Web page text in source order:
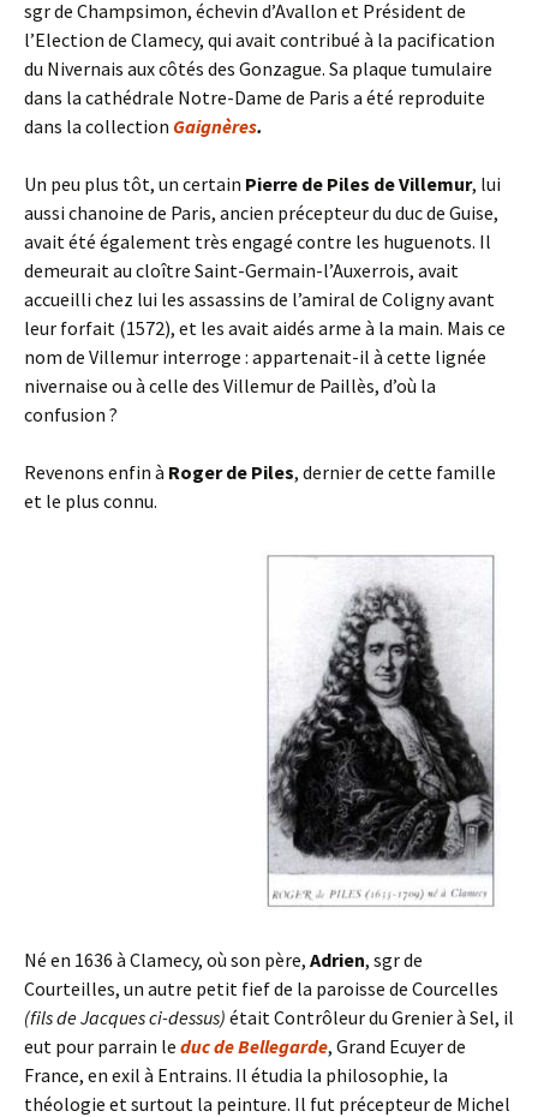
sgr de Champsimon, échevin d’Avallon et Président de
l’Election de Clamecy, qui avait contribué à la pacification
du Nivernais aux côtés des Gonzague. Sa plaque tumulaire
dans la cathédrale Notre-Dame de Paris a été reproduite
dans la collection Gaignères.
Un peu plus tôt, un certain Pierre de Piles de Villemur, lui
aussi chanoine de Paris, ancien précepteur du duc de Guise,
avait été également très engagé contre les huguenots. Il
demeurait au cloître Saint-Germain-l’Auxerrois, avait
accueilli chez lui les assassins de l’amiral de Coligny avant
leur forfait (1572), et les avait aidés arme à la main. Mais ce
nom de Villemur interroge : appartenait-il à cette lignée
nivernaise ou à celle des Villemur de Paillès, d’où la
confusion ?
Revenons enfin à Roger de Piles, dernier de cette famille
et le plus connu.
Né en 1636 à Clamecy, où son père, Adrien, sgr de
Courteilles, un autre petit fief de la paroisse de Courcelles
(fils de Jacques ci-dessus) était Contrôleur du Grenier à Sel, il
eut pour parrain le duc de Bellegarde, Grand Ecuyer de
France, en exil à Entrains. Il étudia la philosophie, la
théologie et surtout la peinture. Il fut précepteur de Michel